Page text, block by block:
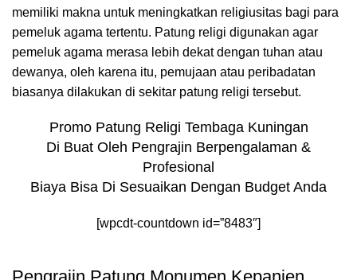
memiliki makna untuk meningkatkan religiusitas bagi para
pemeluk agama tertentu. Patung religi digunakan agar
pemeluk agama merasa lebih dekat dengan tuhan atau
dewanya, oleh karena itu, pemujaan atau peribadatan
biasanya dilakukan di sekitar patung religi tersebut.
Promo Patung Religi Tembaga Kuningan
Di Buat Oleh Pengrajin Berpengalaman &
Profesional
Biaya Bisa Di Sesuaikan Dengan Budget Anda
[wpcdt-countdown id=”8483″]